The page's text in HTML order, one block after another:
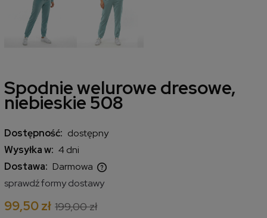
Spodnie welurowe dresowe,
niebieskie 508
Dostępność: dostępny
Wysyłka w: 4 dni
Dostawa: Darmowa
Cena nie zawiera ewentualnych kosztów płatności
sprawdź formy dostawy
99,50 zł 199,00 zł